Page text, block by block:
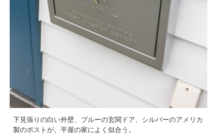
下見張りの白い外壁、ブルーの玄関ドア、シルバーのアメリカ
製のポストが、平屋の家によく似合う。